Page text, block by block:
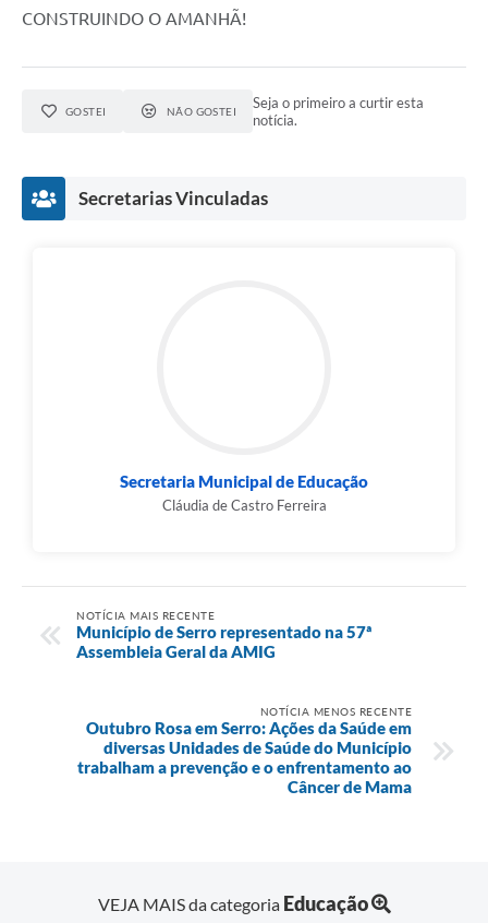
CONSTRUINDO O AMANHÃ!
GOSTEI NÃO GOSTEI
Seja o primeiro a curtir esta
notícia.
Secretarias Vinculadas
Secretaria Municipal de Educação
Cláudia de Castro Ferreira
NOTÍCIA MAIS RECENTE
Município de Serro representado na 57ª
Assembleia Geral da AMIG
NOTÍCIA MENOS RECENTE
Outubro Rosa em Serro: Ações da Saúde em
diversas Unidades de Saúde do Município
trabalham a prevenção e o enfrentamento ao
Câncer de Mama
VEJA MAIS da categoria Educação